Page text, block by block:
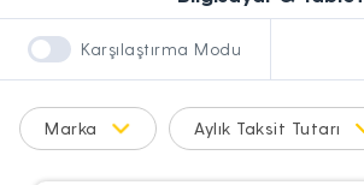
Karşılaştırma Modu
Marka Aylık Taksit Tutarı